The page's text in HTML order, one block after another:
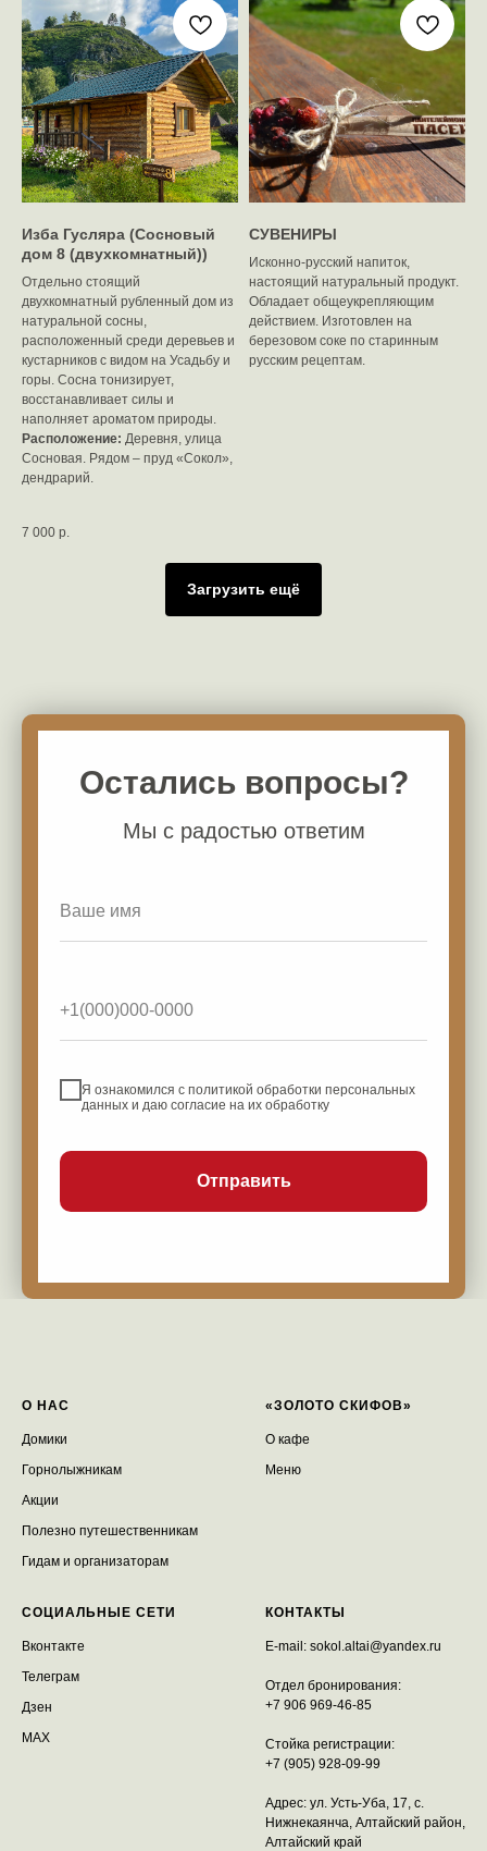
Изба Гусляра (Сосновый
дом 8 (двухкомнатный))
Отдельно стоящий
двухкомнатный рубленный дом из
натуральной сосны,
расположенный среди деревьев и
кустарников с видом на Усадьбу и
горы. Сосна тонизирует,
восстанавливает силы и
наполняет ароматом природы.
Расположение: Деревня, улица
Сосновая. Рядом – пруд «Сокол»,
дендрарий.
7 000 р.
СУВЕНИРЫ
Исконно-русский напиток,
настоящий натуральный продукт.
Обладает общеукрепляющим
действием. Изготовлен на
березовом соке по старинным
русским рецептам.
Загрузить ещё
Остались вопросы?
Мы с радостью ответим
Я ознакомился с политикой обработки персональных
данных и даю согласие на их обработку
Отправить
О НАС
Домики
Горнолыжникам
Акции
Полезно путешественникам
Гидам и организаторам
«ЗОЛОТО СКИФОВ»
О кафе
Меню
СОЦИАЛЬНЫЕ СЕТИ
Вконтакте
Телеграм
Дзен
MAX
КОНТАКТЫ
E-mail: sokol.altai@yandex.ru
Отдел бронирования:
+7 906 969-46-85
Стойка регистрации:
+7 (905) 928-09-99
Адрес: ул. Усть-Уба, 17, с.
Нижнекаянча, Алтайский район,
Алтайский край